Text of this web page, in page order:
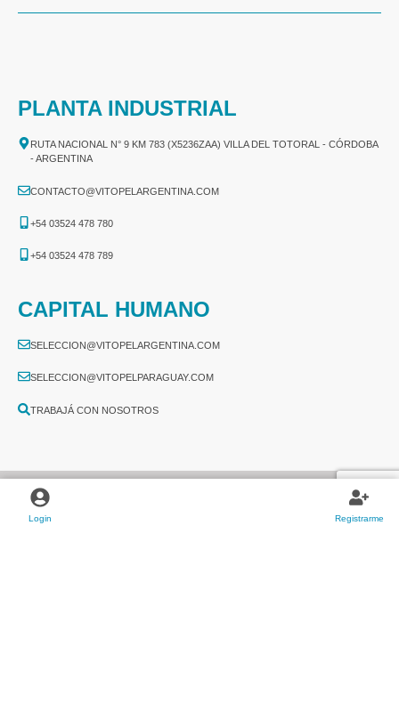
Login Registrarme
PLANTA INDUSTRIAL
RUTA NACIONAL N° 9 KM 783 (X5236ZAA) VILLA DEL TOTORAL - CÓRDOBA
- ARGENTINA
CONTACTO@VITOPELARGENTINA.COM
+54 03524 478 780​
+54 03524 478 789​
CAPITAL HUMANO
SELECCION@VITOPELARGENTINA.COM
SELECCION@VITOPELPARAGUAY.COM
TRABAJÁ CON NOSOTROS